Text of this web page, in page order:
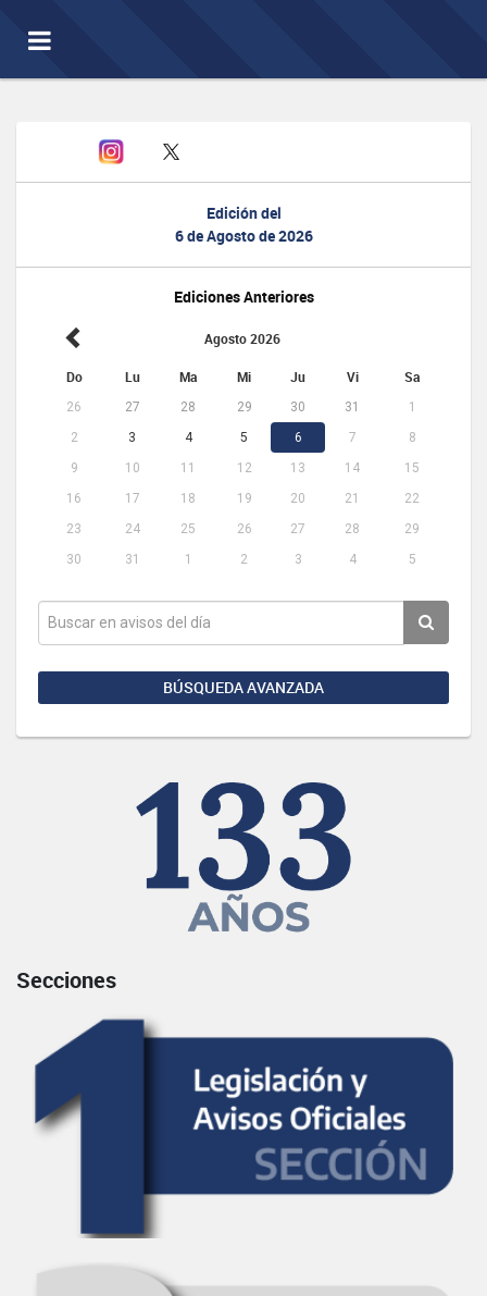
Toggle
navigation
Edición del
6 de Agosto de 2026
Ediciones Anteriores
Agosto 2026
Do Lu Ma Mi Ju Vi Sa
26 27 28 29 30 31
1
2
3 4 5 6 7
8
9
10 11 12 13 14
15
16
17 18 19 20 21
22
23
24 25 26 27 28
29
30
31 1 2 3 4 5
BÚSQUEDA AVANZADA
Secciones